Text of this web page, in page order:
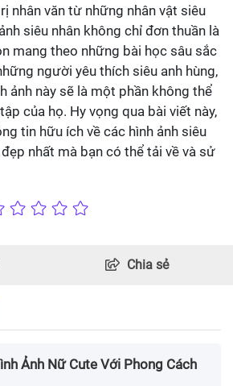
nhân văn từ những nhân vật siêu
siêu nhân không chỉ đơn thuần là
mang theo những bài học sâu sắc
người yêu thích siêu anh hùng,
ảnh này sẽ là một phần không thể
của họ. Hy vọng qua bài viết này,
tin hữu ích về các hình ảnh siêu
nhất mà bạn có thể tải về và sử
Chia sẻ
Ảnh Nữ Cute Với Phong Cách